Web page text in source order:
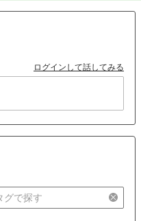
ログインして話してみる